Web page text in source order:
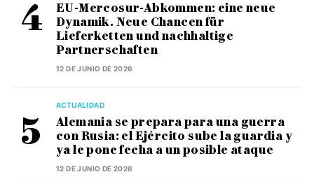
EU-Mercosur-Abkommen: eine neue
Dynamik. Neue Chancen für
Lieferketten und nachhaltige
Partnerschaften
12 DE JUNIO DE 2026
ACTUALIDAD
Alemania se prepara para una guerra
con Rusia: el Ejército sube la guardia y
ya le pone fecha a un posible ataque
12 DE JUNIO DE 2026